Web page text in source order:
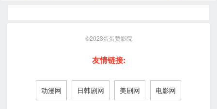
©2023蛋蛋赞影院
友情链接:
动漫网 日韩剧网 美剧网 电影网